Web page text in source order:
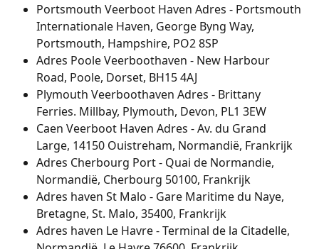
Portsmouth Veerboot Haven Adres - Portsmouth
Internationale Haven, George Byng Way,
Portsmouth, Hampshire, PO2 8SP
Adres Poole Veerboothaven - New Harbour
Road, Poole, Dorset, BH15 4AJ
Plymouth Veerboothaven Adres - Brittany
Ferries. Millbay, Plymouth, Devon, PL1 3EW
Caen Veerboot Haven Adres - Av. du Grand
Large, 14150 Ouistreham, Normandië, Frankrijk
Adres Cherbourg Port - Quai de Normandie,
Normandië, Cherbourg 50100, Frankrijk
Adres haven St Malo - Gare Maritime du Naye,
Bretagne, St. Malo, 35400, Frankrijk
Adres haven Le Havre - Terminal de la Citadelle,